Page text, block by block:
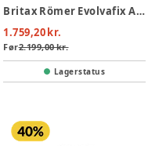
Britax Römer Evolvafix Autostol - Night Blue
1.759,20 kr.
Før2.199,00 kr.
Lagerstatus